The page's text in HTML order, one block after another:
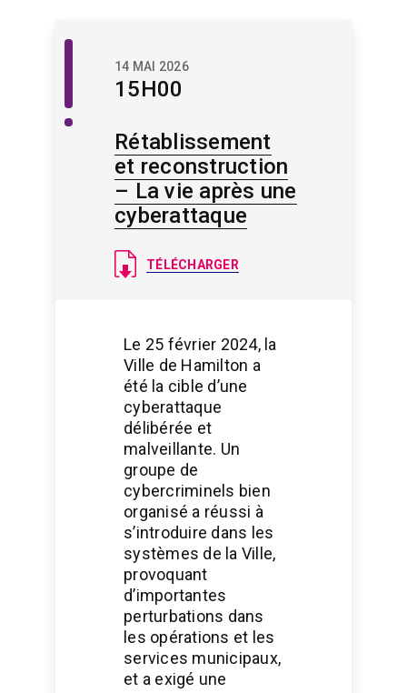
numérique14 MAI 2026
15H00
Rétablissement
et reconstruction
– La vie après une
cyberattaque
Document
TÉLÉCHARGER
Le 25 février 2024, la
Ville de Hamilton a
été la cible d’une
cyberattaque
délibérée et
malveillante. Un
groupe de
cybercriminels bien
organisé a réussi à
s’introduire dans les
systèmes de la Ville,
provoquant
d’importantes
perturbations dans
les opérations et les
services municipaux,
et a exigé une